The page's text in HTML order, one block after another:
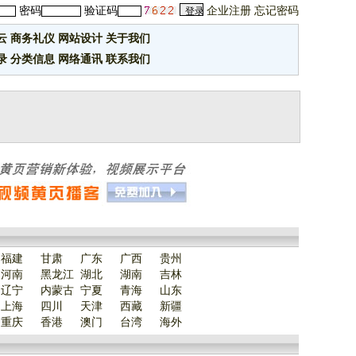
密码 验证码 企业注册 忘记密码
商务礼仪 网站设计 关于我们
分类信息 网络通讯 联系我们
福建 甘肃 广东 广西
贵州
河南
黑龙江 湖北 湖南
吉林
辽宁
内蒙古 宁夏 青海
山东
上海
四川 天津 西藏
新疆
重庆
香港 澳门 台湾 海外